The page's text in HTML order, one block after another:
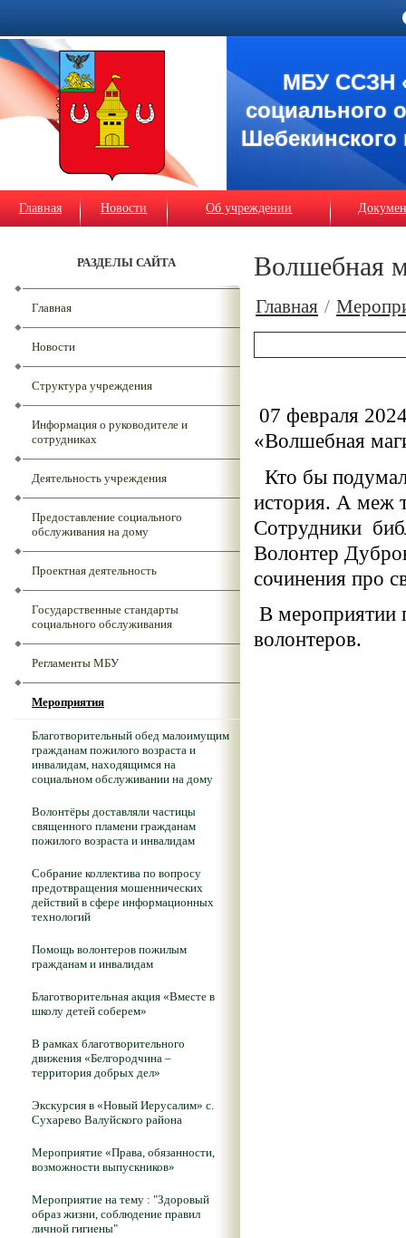
МБУ ССЗН
социального
Шебекинского
Главная Новости Об учреждении
РАЗДЕЛЫ САЙТА
Главная
Новости
Структура учреждения
Информация о руководителе и
сотрудниках
Деятельность учреждения
Предоставление социального
обслуживания на дому
Проектная деятельность
Государственные стандарты
социального обслуживания
Регламенты МБУ
Мероприятия
Благотворительный обед малоимущим
гражданам пожилого возраста и
инвалидам, находящимся на
социальном обслуживании на дому
Волонтёры доставляли частицы
священного пламени гражданам
пожилого возраста и инвалидам
Собрание коллектива по вопросу
предотвращения мошеннических
действий в сфере информационных
технологий
Помощь волонтеров пожилым
гражданам и инвалидам
Благотворительная акция «Вместе в
школу детей соберем»
В рамках благотворительного
движения «Белгородчина –
территория добрых дел»
Экскурсия в «Новый Иерусалим» с.
Сухарево Валуйского района
Мероприятие «Права, обязанности,
возможности выпускников»
Мероприятие на тему : "Здоровый
образ жизни, соблюдение правил
личной гигиены"
Волшебная
Главная /
07 февраля
«Волшебная
Кто бы
история. А меж
Сотрудники
Волонтер
сочинения про
В мероприятии
волонтеров.